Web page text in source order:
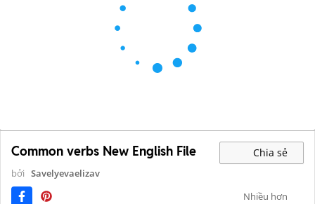
Common verbs New English File Chia sẻ
bởi Savelyevaelizav
Nhiều hơn